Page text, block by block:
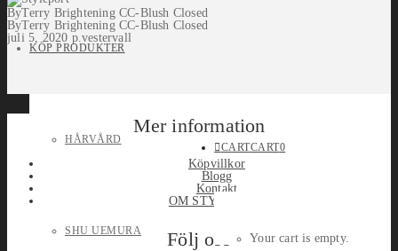
KÖP PRODUKTER
HÅRVÅRD
SHU UEMURA
CARTCART0
Your cart is empty.
ByTerry Brightening CC-Blush Closed
ByTerry Brightening CC-Blush Closed
juli 5, 2020 p.vestervall
Mer information
Köpvillkor
Blogg
Kontakt
OM STYLEPORT
Följ oss